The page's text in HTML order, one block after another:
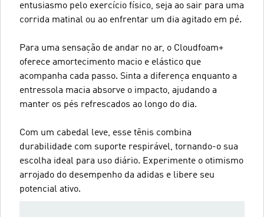
entusiasmo pelo exercício físico, seja ao sair para uma
corrida matinal ou ao enfrentar um dia agitado em pé.
Para uma sensação de andar no ar, o Cloudfoam+
oferece amortecimento macio e elástico que
acompanha cada passo. Sinta a diferença enquanto a
entressola macia absorve o impacto, ajudando a
manter os pés refrescados ao longo do dia.
Com um cabedal leve, esse tênis combina
durabilidade com suporte respirável, tornando-o sua
escolha ideal para uso diário. Experimente o otimismo
arrojado do desempenho da adidas e libere seu
potencial ativo.